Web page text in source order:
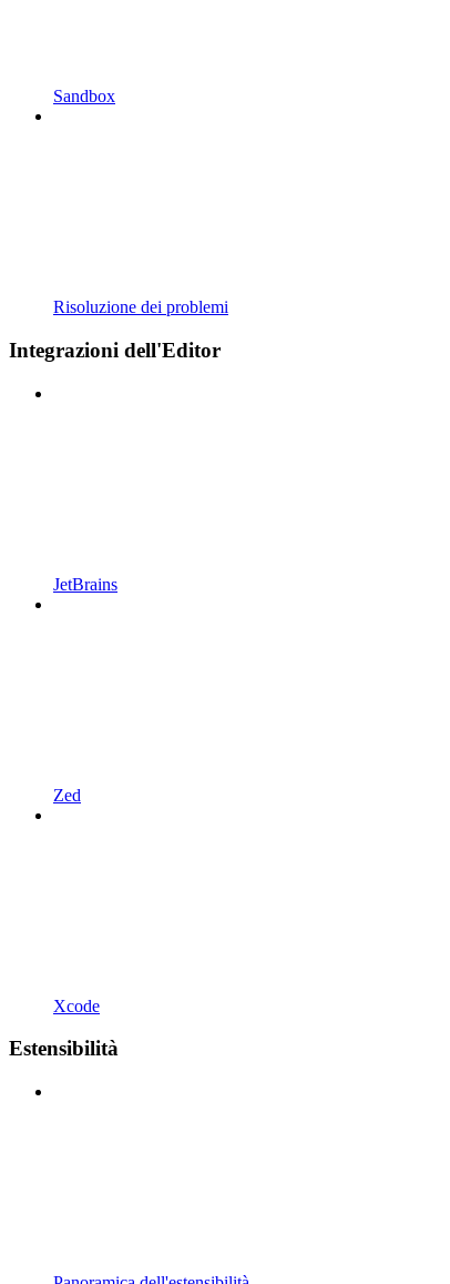
Sandbox
Risoluzione dei problemi
Integrazioni dell'Editor
JetBrains
Zed
Xcode
Estensibilità